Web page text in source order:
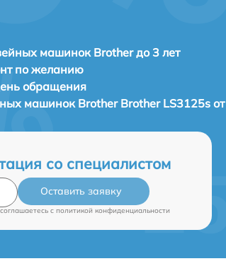
машинок Brother до 3 лет
по желанию
обращения
машинок Brother Brother LS3125s
со специалистом
Оставить заявку
c политикой конфиденциальности